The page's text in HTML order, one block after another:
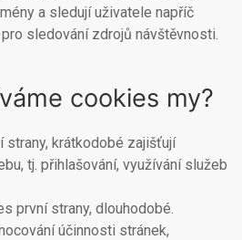
a sledují uživatele napříč
sledování zdrojů návštěvnosti.
cookies my?
strany, krátkodobé zajišťují
tj. přihlašování, využívání služeb
první strany, dlouhodobé.
účinnosti stránek,